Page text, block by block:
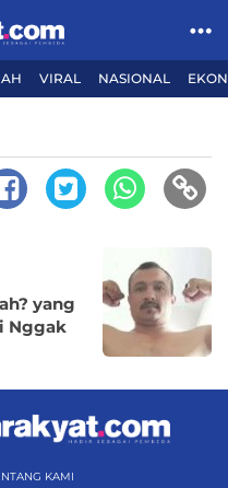
VIRAL NASIONAL
yang
Nggak
KAMI